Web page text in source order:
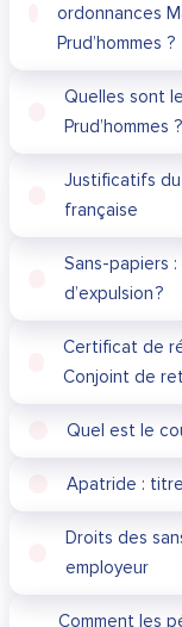
ordonnances
Prud’hommes ?
Quelles sont
Prud’hommes ?
Justificatifs
française
Sans-papiers
d’expulsion ?
Certificat de
Conjoint de
Quel est le
Apatride :
Droits des
employeur
Comment les